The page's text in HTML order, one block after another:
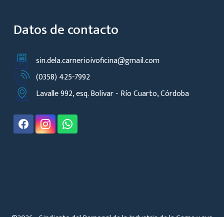
Datos de contacto
sin.dela.carnerioivoficina@gmail.com
(0358) 425-7992
Lavalle 992, esq. Bolivar - Río Cuarto, Córdoba